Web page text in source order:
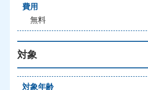
費用
無料
対象
対象年齢